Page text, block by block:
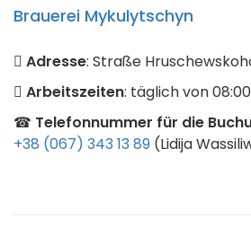
Brauerei Mykulytschyn
Adresse: Straße
Arbeitszeiten: täglich von
☎ Telefonnummer für die
+38 (067) 343 13 89 (Lidija